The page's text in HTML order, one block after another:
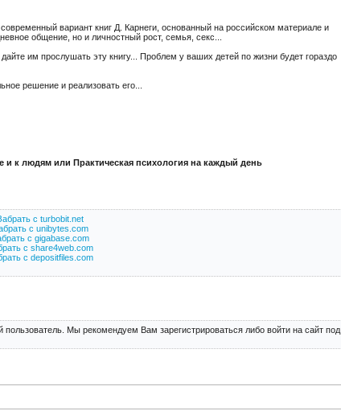
вариант книг Д. Карнеги, основанный на российском материале и
общение, но и личностный рост, семья, секс...
им прослушать эту книгу... Проблем у ваших детей по жизни будет гораздо
решение и реализовать его...
и к людям или Практическая психология на каждый день
с turbobit.net
с unibytes.com
с gigabase.com
с share4web.com
с depositfiles.com
Мы рекомендуем Вам зарегистрироваться либо войти на сайт под